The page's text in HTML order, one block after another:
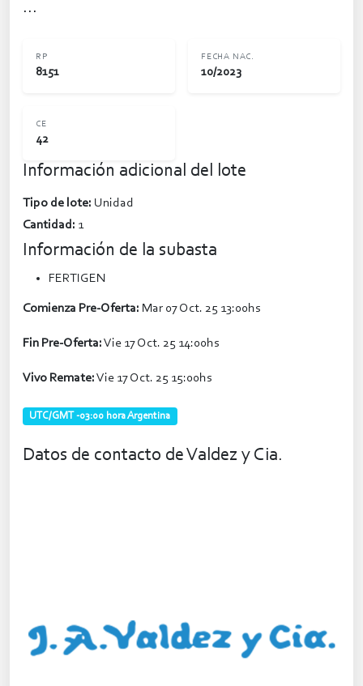
...
RP
8151
FECHA NAC.
10/2023
CE
42
Información adicional del lote
Tipo de lote: Unidad
Cantidad: 1
Información de la subasta
FERTIGEN
Comienza Pre-Oferta: Mar 07 Oct. 25 13:00hs
Fin Pre-Oferta:Vie 17 Oct. 25 14:00hs
Vivo Remate:Vie 17 Oct. 25 15:00hs
UTC/GMT -03:00 hora Argentina
Datos de contacto de Valdez y Cia.